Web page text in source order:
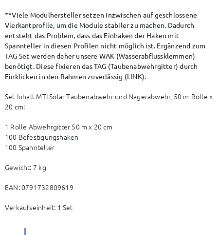
**Viele Modulhersteller setzen inzwischen auf geschlossene
Vierkantprofile, um die Module stabiler zu machen. Dadurch
entsteht das Problem, dass das Einhaken der Haken mit
Spannteller in diesen Profilen nicht möglich ist. Ergänzend zum
TAG Set werden daher unsere WAK (Wasserabflussklemmen)
benötigt. Diese fixieren das TAG (Taubenabwehrgitter) durch
Einklicken in den Rahmen zuverlässig (LINK).
Set-Inhalt MTI Solar Taubenabwehr und Nagerabwehr, 50 m-Rolle x
20 cm:
1 Rolle Abwehrgitter 50 m x 20 cm
100 Befestigungshaken
100 Spannteller
Gewicht: 7 kg
EAN: 0791732809619
Verkaufseinheit: 1 Set